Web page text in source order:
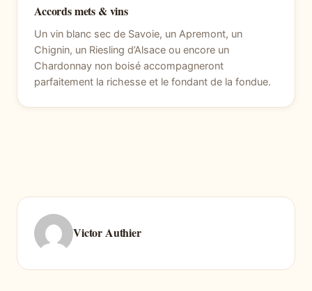
Accords mets & vins
Un vin blanc sec de Savoie, un Apremont, un
Chignin, un Riesling d’Alsace ou encore un
Chardonnay non boisé accompagneront
parfaitement la richesse et le fondant de la fondue.
Victor Authier